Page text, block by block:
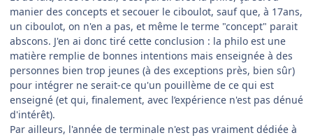
manier des concepts et secouer le ciboulot, sauf que, à 17ans,
un ciboulot, on n'en a pas, et même le terme "concept" parait
abscons. J'en ai donc tiré cette conclusion : la philo est une
matière remplie de bonnes intentions mais enseignée à des
personnes bien trop jeunes (à des exceptions près, bien sûr)
pour intégrer ne serait-ce qu'un pouillème de ce qui est
enseigné (et qui, finalement, avec l’expérience n'est pas dénué
d'intérêt).
Par ailleurs, l'année de terminale n'est pas vraiment dédiée à